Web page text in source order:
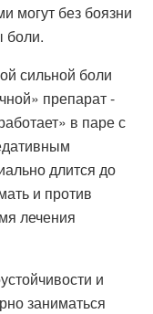
могут без боязни
боли.
сильной боли
препарат -
в паре с
длится до
и против
лечения
и
заниматься